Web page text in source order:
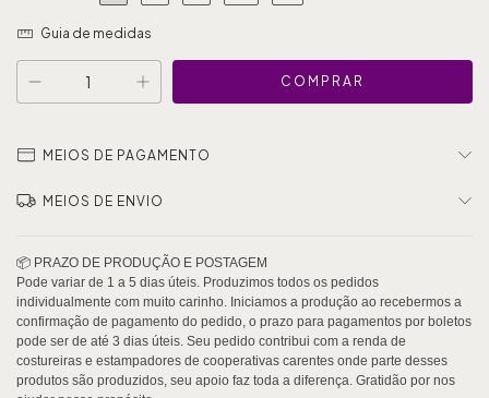
Guia de medidas
MEIOS DE PAGAMENTO
MEIOS DE ENVIO